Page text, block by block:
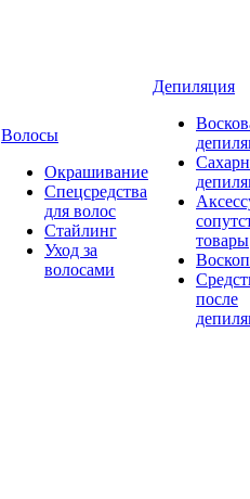
Волосы
Окрашивание
Спецсредства
для волос
Стайлинг
Уход за
волосами
Депиляция
товары
после